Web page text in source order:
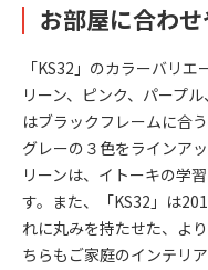
お部屋に合わ
「KS32」のカラーバリ
リーン、ピンク、パープ
はブラックフレームに合
グレーの３色をラインア
リーンは、イトーキの学
す。また、「KS32」は
れに丸みを持たせた、よ
ちらもご家庭のインテリ